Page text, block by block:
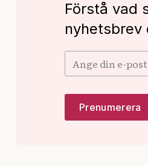
Förstå vad
nyhetsbrev